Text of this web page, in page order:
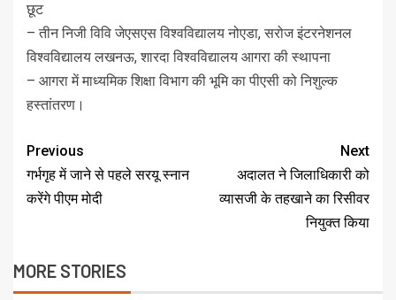
छूट
– तीन निजी विवि जेएसएस विश्वविद्यालय नोएडा, सरोज इंटरनेशनल
विश्वविद्यालय लखनऊ, शारदा विश्वविद्यालय आगरा की स्थापना
– आगरा में माध्यमिक शिक्षा विभाग की भूमि का पीएसी को निशुल्क
हस्तांतरण।
Previous
गर्भगृह में जाने से पहले सरयू स्नान
करेंगे पीएम मोदी
Next
अदालत ने जिलाधिकारी को
व्यासजी के तहखाने का रिसीवर
नियुक्त किया
MORE STORIES